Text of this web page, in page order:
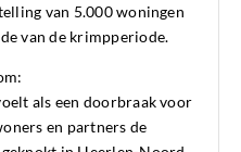
van 5.000 woningen
van de krimpperiode.
als een doorbraak voor
en partners de